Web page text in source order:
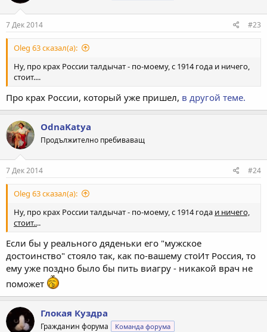
7 Дек 2014 #23
Oleg 63 сказал(а):
Ну, про крах России талдычат - по-моему, с 1914 года и ничего,
стоит....
Про крах России, который уже пришел, в другой теме.
OdnaKatya
Продължително пребиваващ
7 Дек 2014 #24
Oleg 63 сказал(а):
Ну, про крах России талдычат - по-моему, с 1914 года и ничего,
стоит....
Если бы у реального дяденьки его "мужское
достоинство" стояло так, как по-вашему стоИт Россия, то
ему уже поздно было бы пить виагру - никакой врач не
поможет
Глокая Куздра
Гражданин форума Команда форума